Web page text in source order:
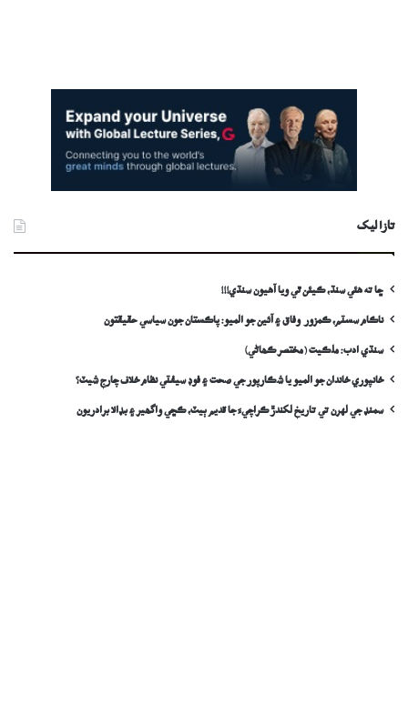
تازا ليک
ڇا ته هئي سنڌ، ڪيئن ٿي ويا آهيون سنڌي!!!
ناڪام سسٽم، ڪمزور وفاق ۽ آئين جو الميو: پاڪستان جون سياسي حقيقتون
سنڌي ادب: ملڪيت (مختصر ڪھاڻي)
خانپوري خاندان جو الميو يا شڪارپور جي صحت ۽ فوڊ سيفٽي نظام خلاف چارج شيٽ؟
سمنڊ جي لهرن تي تاريخ لکندڙ ڪراچيءَ جا قديم ٻيٽ، ڪڇي واگھير ۽ بڊالا برادريون